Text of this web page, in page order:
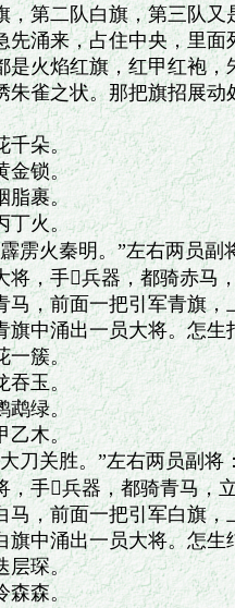
，第二队白旗，第三队
先涌来，占住中央，里
是火焰红旗，红甲红袍
朱雀之状。那把旗招展
千朵。
金锁。
脂裹。
丁火。
雳火秦明。”左右两员副
将，手兵器，都骑赤马
马，前面一把引军青旗
旗中涌出一员大将。怎生
一簇。
玉。
鹉绿。
乙木。
刀关胜。”左右两员副将
，手兵器，都骑青马，
马，前面一把引军白旗
旗中涌出一员大将。怎生
层琛。
森森。